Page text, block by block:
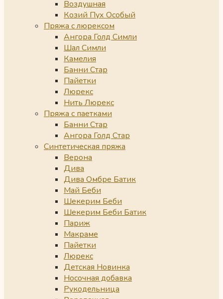
Воздушная
Козий Пух Особый
Пряжа с люрексом
Ангора Голд Симли
Шал Симли
Камелия
Банни Стар
Пайетки
Люрекс
Нить Люрекс
Пряжа с паетками
Банни Стар
Ангора Голд Стар
Синтетическая пряжа
Верона
Дива
Дива Омбре Батик
Май Беби
Шекерим Беби
Шекерим Беби Батик
Париж
Макраме
Пайетки
Люрекс
Детская Новинка
Носочная добавка
Рукодельница